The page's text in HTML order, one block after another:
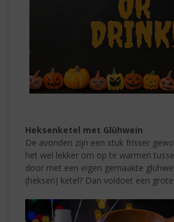
Heksenketel met Glühwein
De avonden zijn een stuk frisser
het wel lekker om op te warmen
door met een eigen gemaakte
(heksen) ketel? Dan voldoet een